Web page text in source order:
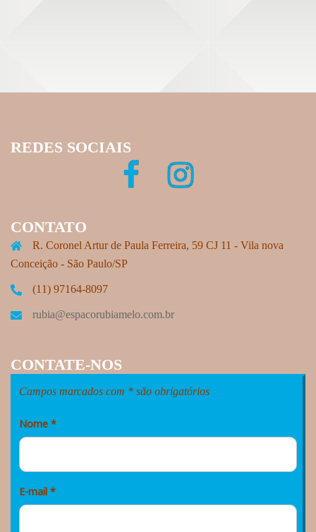
REDES SOCIAIS
CONTATO
R. Coronel Artur de Paula Ferreira, 59 CJ 11 - Vila nova
Conceição - São Paulo/SP
(11) 97164-8097
rubia@espacorubiamelo.com.br
CONTATE-NOS
Campos marcados com * são obrigatórios
Nome *
E-mail *